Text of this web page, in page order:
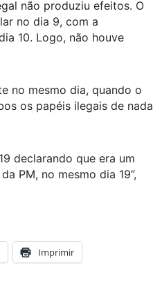
não produziu efeitos. O
no dia 9, com a
10. Logo, não houve
no mesmo dia, quando o
os papéis ilegais de nada
declarando que era um
PM, no mesmo dia 19”,
Imprimir